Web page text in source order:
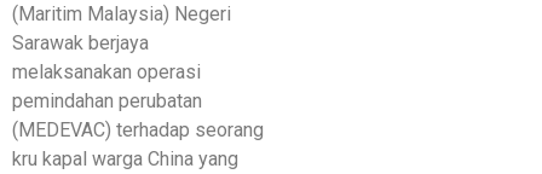
(Maritim Malaysia) Negeri
Sarawak berjaya
melaksanakan operasi
pemindahan perubatan
(MEDEVAC) terhadap seorang
kru kapal warga China yang